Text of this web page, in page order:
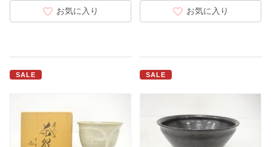
お気に入り お気に入り
SALE SALE